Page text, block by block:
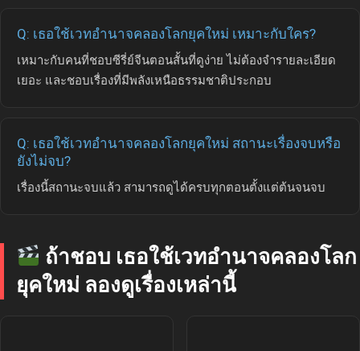
Q: เธอใช้เวทอำนาจคลองโลกยุคใหม่ เหมาะกับใคร?
เหมาะกับคนที่ชอบซีรี่ย์จีนตอนสั้นที่ดูง่าย ไม่ต้องจำรายละเอียด
เยอะ และชอบเรื่องที่มีพลังเหนือธรรมชาติประกอบ
Q: เธอใช้เวทอำนาจคลองโลกยุคใหม่ สถานะเรื่องจบหรือ
ยังไม่จบ?
เรื่องนี้สถานะจบแล้ว สามารถดูได้ครบทุกตอนตั้งแต่ต้นจนจบ
ถ้าชอบ เธอใช้เวทอำนาจคลองโลก
ยุคใหม่ ลองดูเรื่องเหล่านี้